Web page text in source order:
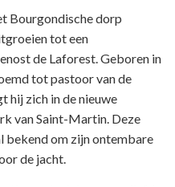
Bourgondische dorp
tot een
de Laforest. Geboren in
tot pastoor van de
hij zich in de nieuwe
van Saint-Martin. Deze
bekend om zijn ontembare
de jacht.